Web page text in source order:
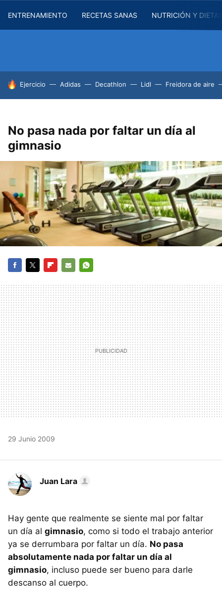
ENTRENAMIENTO RECETAS SANAS NUTRICIÓN Y
HOY SE HABLA DE
Ejercicio Adidas Decathlon Lidl Freidora de aire
No pasa nada por faltar un día al
gimnasio
MAIL
29 Junio 2009
Juan Lara
Hay gente que realmente se siente mal por faltar
un día al gimnasio, como si todo el trabajo anterior
ya se derrumbara por faltar un día. No pasa
absolutamente nada por faltar un día al
gimnasio, incluso puede ser bueno para darle
descanso al cuerpo.